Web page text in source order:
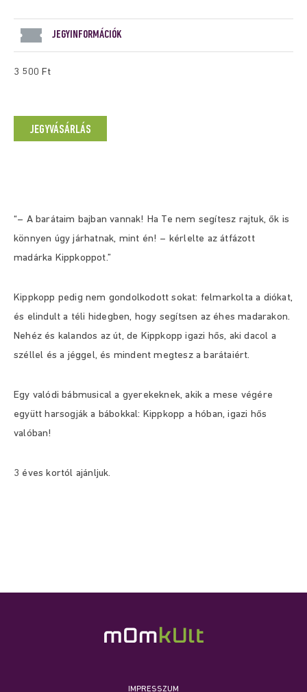
JEGYINFORMÁCIÓK
3 500 Ft
JEGYVÁSÁRLÁS
“– A barátaim bajban vannak! Ha Te nem segítesz rajtuk, ők is
könnyen úgy járhatnak, mint én! – kérlelte az átfázott
madárka Kippkoppot.”
Kippkopp pedig nem gondolkodott sokat: felmarkolta a diókat,
és elindult a téli hidegben, hogy segítsen az éhes madarakon.
Nehéz és kalandos az út, de Kippkopp igazi hős, aki dacol a
széllel és a jéggel, és mindent megtesz a barátaiért.
Egy valódi bábmusical a gyerekeknek, akik a mese végére
együtt harsogják a bábokkal: Kippkopp a hóban, igazi hős
valóban!
3 éves kortól ajánljuk.
IMPRESSZUM